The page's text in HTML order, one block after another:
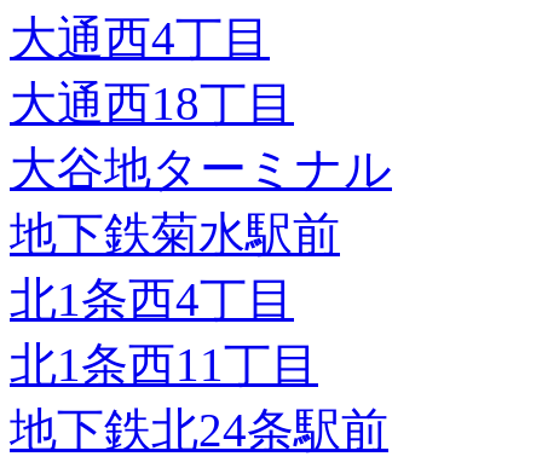
大通西4丁目
大通西18丁目
大谷地ターミナル
地下鉄菊水駅前
北1条西4丁目
北1条西11丁目
地下鉄北24条駅前